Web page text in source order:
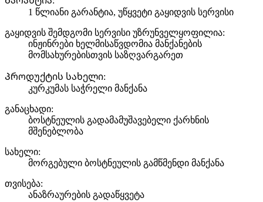
1 წლიანი გარანტია, უწყვეტი გაყიდვის სერვისი
გაყიდვის შემდგომი სერვისი უზრუნველყოფილია:
ინჟინრები ხელმისაწვდომია მანქანების
მომსახურებისთვის საზღვარგარეთ
Პროდუქტის სახელი:
კურკუმას საჭრელი მანქანა
განაცხადი:
ბოსტნეულის გადამამუშავებელი ქარხნის
მშენებლობა
სახელი:
მორგებული ბოსტნეულის გამწმენდი მანქანა
თვისება:
ანაზრაურების გადაწყვეტა